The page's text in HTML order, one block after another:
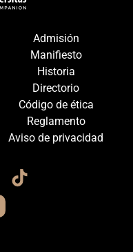
Admisión
Manifiesto
Historia
Directorio
Código de ética
Reglamento
Aviso de privacidad